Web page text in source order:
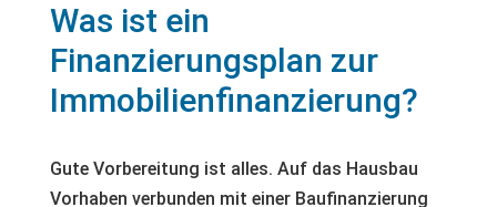
Was ist ein
Finanzierungsplan zur
Immobilienfinanzierung?
Gute Vorbereitung ist alles. Auf das Hausbau
Vorhaben verbunden mit einer Baufinanzierung